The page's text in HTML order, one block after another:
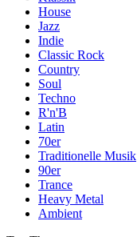
House
Jazz
Indie
Classic Rock
Country
Soul
Techno
R'n'B
Latin
70er
Traditionelle Musik
90er
Trance
Heavy Metal
Ambient